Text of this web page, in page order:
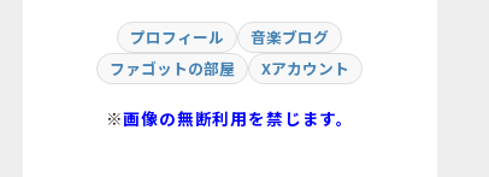
プロフィール
音楽ブログ
ファゴットの部屋
Xアカウント
※画像の無断利用を禁じます。